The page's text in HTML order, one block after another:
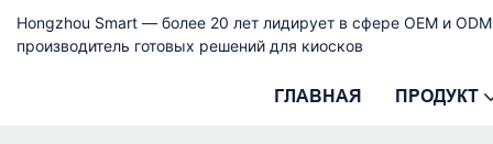
Hongzhou Smart — более 20 лет лидирует в сфере OEM и
производитель готовых решений для киосков
ГЛАВНАЯ ПРОДУКТ